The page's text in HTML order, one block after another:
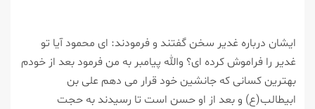
ایشان درباره غدیر سخن گفتند و فرمودند: ای محمود آیا تو
غدیر را فراموش كرده ای؟ والله پیامبر به من فرمود بعد از خودم
بهترین كسانی كه جانشین خود قرار می دهم علی بن
ابیطالب(ع) و بعد از او حسن است تا رسیدند به حجت